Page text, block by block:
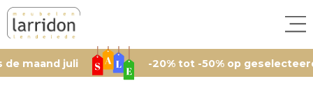
juli -20% tot -50% op geselecteerde